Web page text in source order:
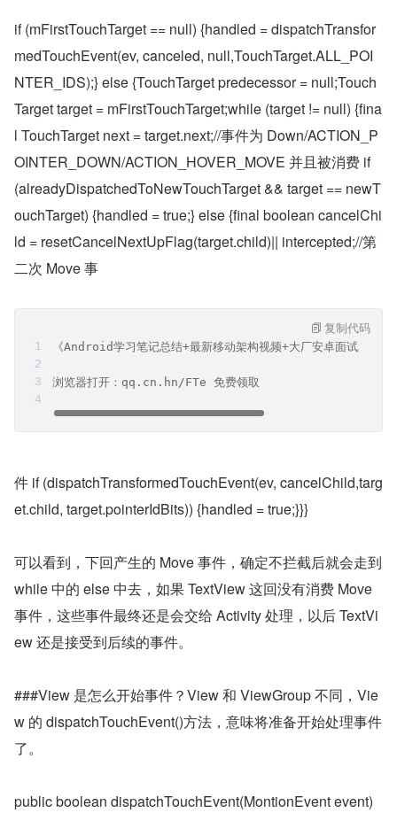
if (mFirstTouchTarget == null) {handled = dispatchTransfor
medTouchEvent(ev, canceled, null,TouchTarget.ALL_POI
NTER_IDS);} else {TouchTarget predecessor = null;Touch
Target target = mFirstTouchTarget;while (target != null) {fina
l TouchTarget next = target.next;//事件为 Down/ACTION_P
OINTER_DOWN/ACTION_HOVER_MOVE 并且被消费 if
(alreadyDispatchedToNewTouchTarget && target == newT
ouchTarget) {handled = true;} else {final boolean cancelChi
ld = resetCancelNextUpFlag(target.child)|| intercepted;//第
二次 Move 事
《Android学习笔记总结+最新移动架构视频+大厂安卓面试真题+
浏览器打开：qq.cn.hn/FTe 免费领取
复制代码
件 if (dispatchTransformedTouchEvent(ev, cancelChild,targ
et.child, target.pointerIdBits)) {handled = true;}}}
可以看到，下回产生的 Move 事件，确定不拦截后就会走到
while 中的 else 中去，如果 TextView 这回没有消费 Move
事件，这些事件最终还是会交给 Activity 处理，以后 TextVi
ew 还是接受到后续的事件。
###View 是怎么开始事件？View 和 ViewGroup 不同，Vie
w 的 dispatchTouchEvent()方法，意味将准备开始处理事件
了。
public boolean dispatchTouchEvent(MontionEvent event)